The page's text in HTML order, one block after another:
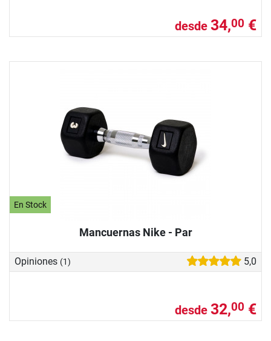
desde 34,00 €
En Stock
Mancuernas Nike - Par
Opiniones (1) 5,0
desde 32,00 €